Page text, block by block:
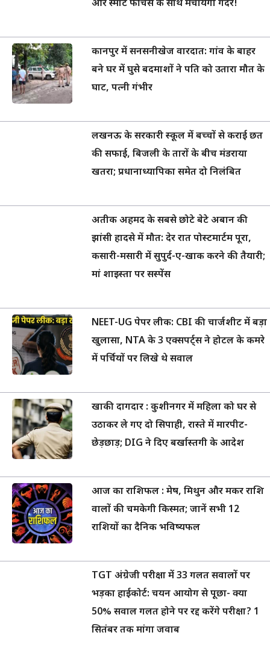
और स्मार्ट फीचर्स के साथ मचायेगी गदर!
कानपुर में सनसनीखेज वारदात: गांव के बाहर
बने घर में घुसे बदमाशों ने पति को उतारा मौत के
घाट, पत्नी गंभीर
लखनऊ के सरकारी स्कूल में बच्चों से कराई छत
की सफाई, बिजली के तारों के बीच मंडराया
खतरा; प्रधानाध्यापिका समेत दो निलंबित
अतीक अहमद के सबसे छोटे बेटे अबान की
झांसी हादसे में मौत: देर रात पोस्टमार्टम पूरा,
कसारी-मसारी में सुपुर्द-ए-खाक करने की तैयारी;
मां शाइस्ता पर सस्पेंस
NEET-UG पेपर लीक: CBI की चार्जशीट में बड़ा
खुलासा, NTA के 3 एक्सपर्ट्स ने होटल के कमरे
में पर्चियों पर लिखे थे सवाल
खाकी दागदार : कुशीनगर में महिला को घर से
उठाकर ले गए दो सिपाही, रास्ते में मारपीट-
छेड़छाड़; DIG ने दिए बर्खास्तगी के आदेश
आज का राशिफल : मेष, मिथुन और मकर राशि
वालों की चमकेगी किस्मत; जानें सभी 12
राशियों का दैनिक भविष्यफल
TGT अंग्रेजी परीक्षा में 33 गलत सवालों पर
भड़का हाईकोर्ट: चयन आयोग से पूछा- क्या
50% सवाल गलत होने पर रद्द करेंगे परीक्षा? 1
सितंबर तक मांगा जवाब